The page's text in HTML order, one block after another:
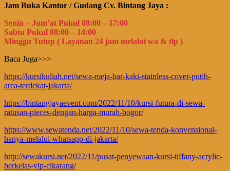
Jam Buka Kantor / Gudang Cv. Bintang Jaya :
Senin – Jum’at Pukul 08:00 – 17:00
Sabtu Pukul 08:00 – 14:00
Minggu Tutup ( Layanan 24 jam melalui wa & tlp )
Baca Juga>>>
https://kursikuliah.net/sewa-meja-bar-kaki-stainless-cover-putih-
area-terdekat-jakarta/
https://bintangjayaevent.com/2022/11/10/kursi-futura-di-sewa-
ratusan-pieces-dengan-harga-murah-bogor/
https://www.sewatenda.net/2022/11/10/sewa-tenda-konvensional-
hanya-melalui-whatsapp-di-jakarta/
http://sewakursi.net/2022/11/pusat-penyewaan-kursi-tiffany-acrylic-
berkelas-vip-cikarang/